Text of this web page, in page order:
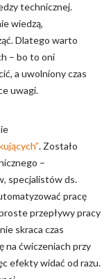
technicznej.
wiedzą,
Dlatego warto
– bo to oni
a uwolniony czas
uwagi.
. Zostało
–
specjalistów ds.
pracę
przepływy pracy
skraca czas
na ćwiczeniach przy
efekty widać od razu.